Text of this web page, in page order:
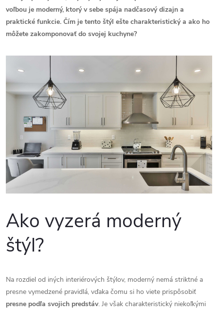
voľbou je moderný, ktorý v sebe spája nadčasový dizajn a
praktické funkcie. Čím je tento štýl ešte charakteristický a ako ho
môžete zakomponovať do svojej kuchyne?
Ako vyzerá moderný
štýl?
Na rozdiel od iných interiérových štýlov, moderný nemá striktné a
presne vymedzené pravidlá, vďaka čomu si ho viete prispôsobiť
presne podľa svojich predstáv. Je však charakteristický niekoľkými